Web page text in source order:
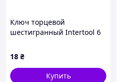
Ключ торцевой
шестигранный Intertool 6
18 ₴
Купить